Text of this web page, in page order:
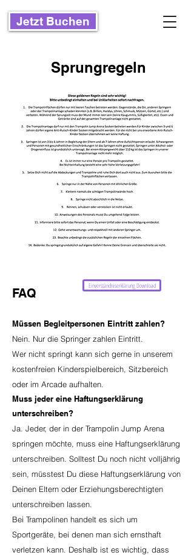
Jetzt Buchen
Sprungregeln
FAQ
Müssen Begleitpersonen Eintritt zahlen?
Nein. Nur die Springer zahlen Eintritt.
Wer nicht springt kann sich gerne in unserem
kostenfreien Kinderspielbereich, Sitzbereich
oder im Arcade aufhalten.
Muss jeder eine Haftungserklärung
unterschreiben?
Ja. Jeder, der in der Trampolin Jump Arena
springen möchte, muss eine Haftungserklärung
unterschreiben. Solltest Du noch nicht volljährig
sein, müsstest Du diese Haftungserklärung von
Deinen Eltern oder Erziehungsberechtigten
unterschreiben lassen.
Bei Trampolinen handelt es sich um
Sportgeräte, bei denen man sich ernsthaft
verletzen kann. Deshalb ist es wichtig, dass
Einverständniserklärung Download